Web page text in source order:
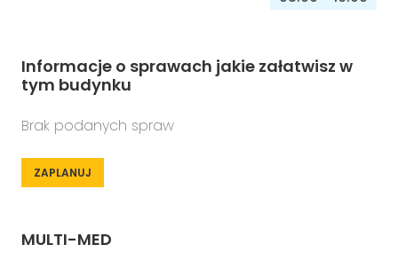
Informacje o sprawach jakie załatwisz w
tym budynku
Brak podanych spraw
ZAPLANUJ
MULTI-MED